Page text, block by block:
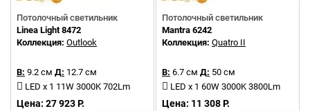
Потолочный светильник
Linea Light 8472
Коллекция: Outlook
В: 9.2 см Д: 12.7 см
LED x 1 11W 3000K 702Lm
Цена: 27 923 Р.
Потолочный светильник
Mantra 6242
Коллекция: Quatro II
В: 6.7 см Д: 50 см
LED x 1 60W 3000K 3800Lm
Цена: 11 308 Р.